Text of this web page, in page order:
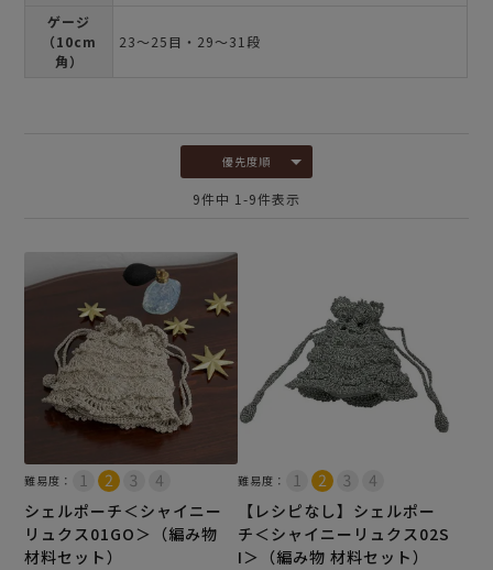
ゲージ
（10cm
角）
23～25目・29～31段
優先度順
9件中 1 -9件表示
難易度：
シェルポーチ＜シャイニー
リュクス01GO＞（編み物
材料セット）
難易度：
【レシピなし】シェルポー
チ＜シャイニーリュクス02S
I＞（編み物 材料セット）